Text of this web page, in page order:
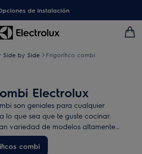
de instalación
Side by Side Frigorífico combi
Electrolux
son geniales para cualquier
lo que sea que te guste cocinar.
variedad de modelos altamente
avanzadas tecnologías de
combi